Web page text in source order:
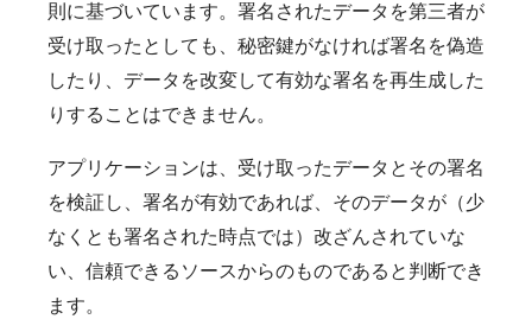
則に基づいています。署名されたデータを第三者が
受け取ったとしても、秘密鍵がなければ署名を偽造
したり、データを改変して有効な署名を再生成した
りすることはできません。
アプリケーションは、受け取ったデータとその署名
を検証し、署名が有効であれば、そのデータが（少
なくとも署名された時点では）改ざんされていな
い、信頼できるソースからのものであると判断でき
ます。